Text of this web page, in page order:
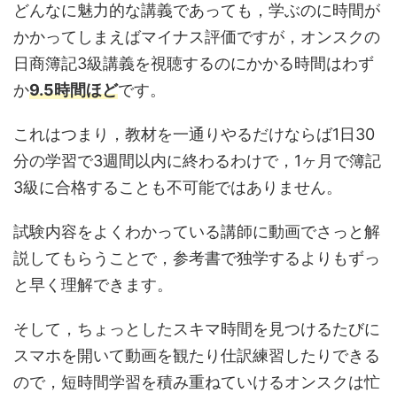
どんなに魅力的な講義であっても，学ぶのに時間が
かかってしまえばマイナス評価ですが，オンスクの
日商簿記3級講義を視聴するのにかかる時間はわず
か9.5時間ほどです。
これはつまり，教材を一通りやるだけならば1日30
分の学習で3週間以内に終わるわけで，1ヶ月で簿記
3級に合格することも不可能ではありません。
試験内容をよくわかっている講師に動画でさっと解
説してもらうことで，参考書で独学するよりもずっ
と早く理解できます。
そして，ちょっとしたスキマ時間を見つけるたびに
スマホを開いて動画を観たり仕訳練習したりできる
ので，短時間学習を積み重ねていけるオンスクは忙